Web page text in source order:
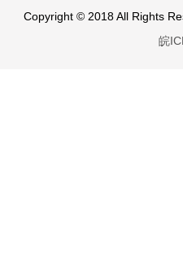
Copyright © 2018 All Rights
皖